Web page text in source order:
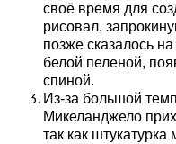
своё время для
рисовал,
позже сказалось
белой пеленой,
спиной.
Из-за большой
Микеланджело
так как